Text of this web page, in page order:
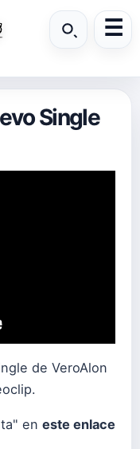
Single
de VeroAlon
en este enlace